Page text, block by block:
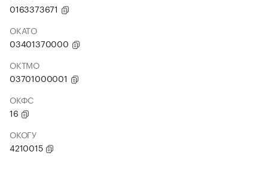
0163373671
ОКАТО
03401370000
ОКТМО
03701000001
ОКФС
16
ОКОГУ
4210015